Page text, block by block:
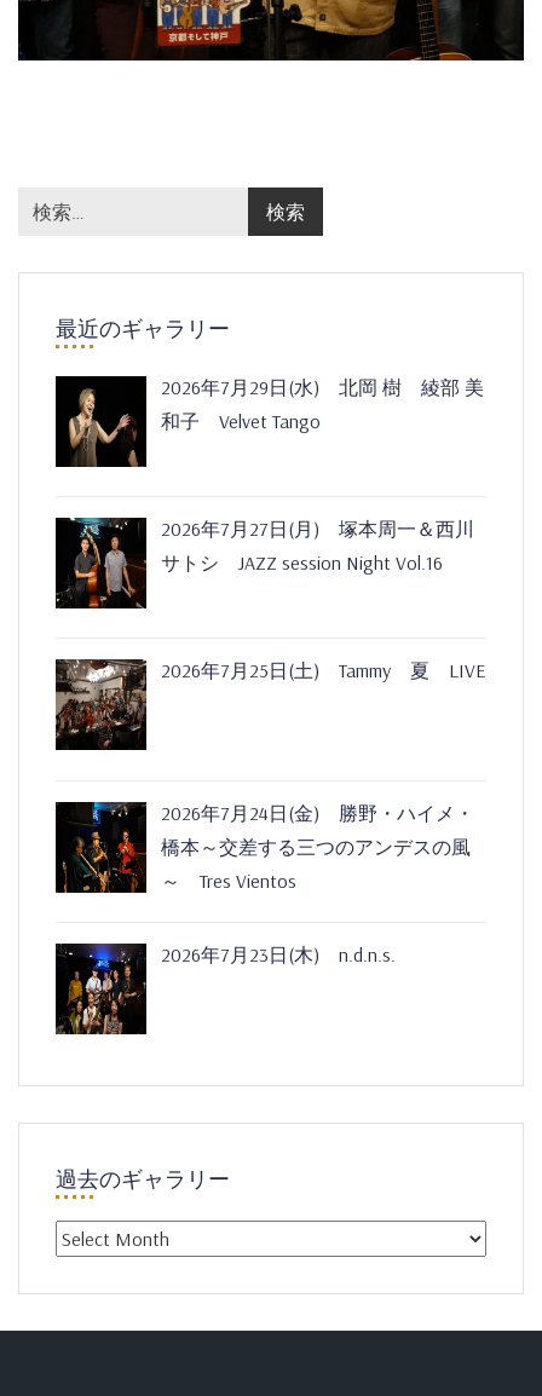
最近のギャラリー
2026年7月29日(水) 北岡 樹 綾部 美
和子 Velvet Tango
2026年7月27日(月) 塚本周一＆西川
サトシ JAZZ session Night Vol.16
2026年7月25日(土) Tammy 夏 LIVE
2026年7月24日(金) 勝野・ハイメ・
橋本～交差する三つのアンデスの風
～ Tres Vientos
2026年7月23日(木) n.d.n.s.
過去のギャラリー